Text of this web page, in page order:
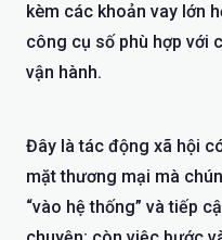
kèm các khoản vay lớn
công cụ số phù hợp với
vận hành.
Đây là tác động xã hội
mặt thương mại mà
“vào hệ thống” và tiếp